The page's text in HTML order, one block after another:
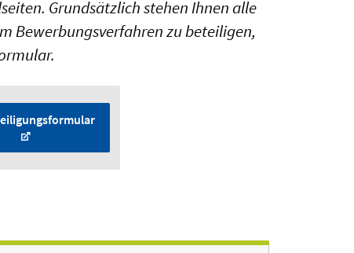
Grundsätzlich stehen Ihnen alle
Bewerbungsverfahren zu beteiligen,